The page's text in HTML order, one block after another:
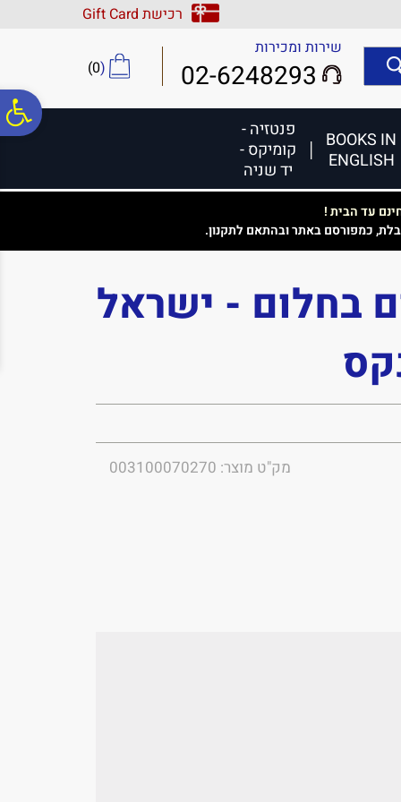
נגישות
אתר
המרכזי
רכישת Gift Card
שירות ומכירות
02-6248293
(
0
)
BOOKS IN
ENGLISH
פנטזיה -
קומיקס -
יד שניה
עד הבית !
כמפורסם באתר ובהתאם לתקנון.
בחלום - ישראל
מק"ט מוצר: 003100070270